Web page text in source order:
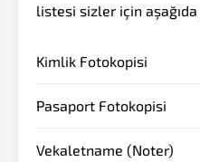
listesi sizler için aşağıda
Kimlik Fotokopisi
Pasaport Fotokopisi
Vekaletname (Noter)